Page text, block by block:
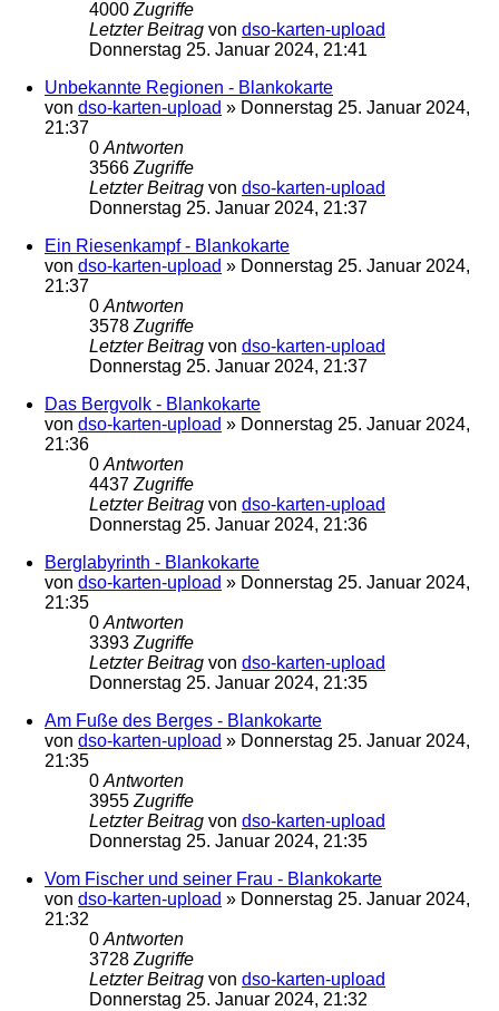
4000Zugriffe
Letzter Beitrag von dso-karten-upload
Donnerstag 25. Januar 2024, 21:41
Unbekannte Regionen - Blankokarte
von dso-karten-upload » Donnerstag 25. Januar 2024,
21:37
0Antworten
3566Zugriffe
Letzter Beitrag von dso-karten-upload
Donnerstag 25. Januar 2024, 21:37
Ein Riesenkampf - Blankokarte
von dso-karten-upload » Donnerstag 25. Januar 2024,
21:37
0Antworten
3578Zugriffe
Letzter Beitrag von dso-karten-upload
Donnerstag 25. Januar 2024, 21:37
Das Bergvolk - Blankokarte
von dso-karten-upload » Donnerstag 25. Januar 2024,
21:36
0Antworten
4437Zugriffe
Letzter Beitrag von dso-karten-upload
Donnerstag 25. Januar 2024, 21:36
Berglabyrinth - Blankokarte
von dso-karten-upload » Donnerstag 25. Januar 2024,
21:35
0Antworten
3393Zugriffe
Letzter Beitrag von dso-karten-upload
Donnerstag 25. Januar 2024, 21:35
Am Fuße des Berges - Blankokarte
von dso-karten-upload » Donnerstag 25. Januar 2024,
21:35
0Antworten
3955Zugriffe
Letzter Beitrag von dso-karten-upload
Donnerstag 25. Januar 2024, 21:35
Vom Fischer und seiner Frau - Blankokarte
von dso-karten-upload » Donnerstag 25. Januar 2024,
21:32
0Antworten
3728Zugriffe
Letzter Beitrag von dso-karten-upload
Donnerstag 25. Januar 2024, 21:32